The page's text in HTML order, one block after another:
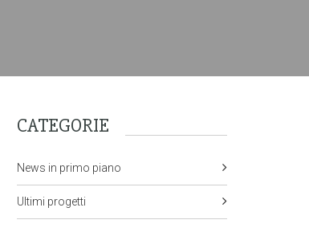
CATEGORIE
News in primo piano
Ultimi progetti